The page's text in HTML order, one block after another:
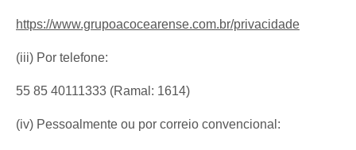
https://www.grupoacocearense.com.br/privacidade
(iii) Por telefone:
55 85 40111333 (Ramal: 1614)
(iv) Pessoalmente ou por correio convencional: